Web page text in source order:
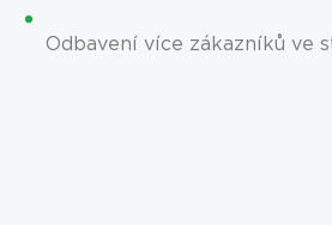
Odbavení více zákazníků ve